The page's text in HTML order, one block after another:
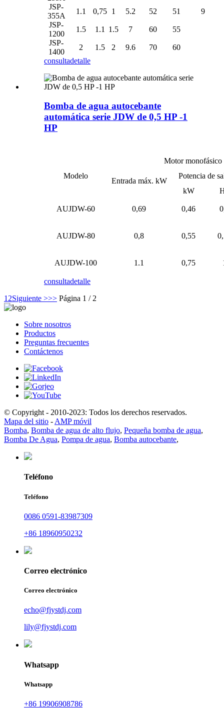
9
JSP-
355A
1.1 0,75 1 5.2 52
51
JSP-
1200
1.5 1.1 1.5 7 60
55
JSP-
1400
2 1.5 2 9.6 70
60
consultadetalle
Bomba de agua autocebante
automática serie JDW de 0,5 HP -1
HP
Modelo
Motor monofásico
Entrada máx. kW
Potencia de
kW
AUJDW-60 0,69 0,46
AUJDW-80 0,8 0,55
AUJDW-100 1.1 0,75
consultadetalle
1 2Siguiente >>> Página 1 / 2
Sobre nosotros
Productos
Preguntas frecuentes
Contáctenos
© Copyright - 2010-2023: Todos los derechos reservados.
Mapa del sitio - AMP móvil
Bomba, Bomba de agua de alto flujo, Pequeña bomba de agua,
Bomba De Agua, Pompa de agua, Bomba autocebante,
Teléfono
Teléfono
0086 0591-83987309
+86 18960950232
Correo electrónico
Correo electrónico
echo@fjystdj.com
lily@fjystdj.com
Whatsapp
Whatsapp
+86 19906908786